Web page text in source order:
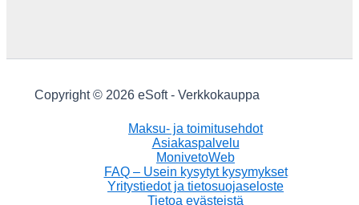
Copyright © 2026 eSoft - Verkkokauppa
Maksu- ja toimitusehdot
Asiakaspalvelu
MonivetoWeb
FAQ – Usein kysytyt kysymykset
Yritystiedot ja tietosuojaseloste
Tietoa evästeistä